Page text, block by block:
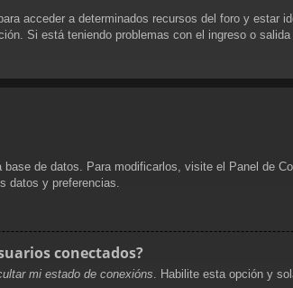
acceder a determinados recursos del foro y estar
Si está teniendo problemas con el ingreso o
de datos. Para modificarlos, visite el Panel de
datos y preferencias.
conectados?
mi estado de conexións . Habilite esta opción y